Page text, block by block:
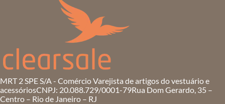
MRT 2 SPE S/A - Comércio Varejista de artigos do vestuário e
acessóriosCNPJ: 20.088.729/0001-79Rua Dom Gerardo, 35 –
Centro – Rio de Janeiro – RJ